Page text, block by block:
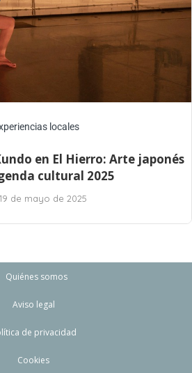
locales
en El Hierro: Arte japonés
cultural 2025
19 de mayo de 2025
Quiénes somos
Aviso legal
de privacidad
Cookies